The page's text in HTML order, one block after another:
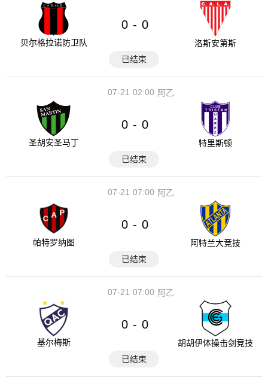
贝尔格拉诺防卫队
0 - 0
洛斯安第斯
已结束
02:00
07-21 阿乙
圣胡安圣马丁
0 - 0
特里斯顿
已结束
07:00
07-21 阿乙
帕特罗纳图
0 - 0
阿特兰大竞技
已结束
07:00
07-21 阿乙
基尔梅斯
0 - 0
胡胡伊体操击剑竞技
已结束